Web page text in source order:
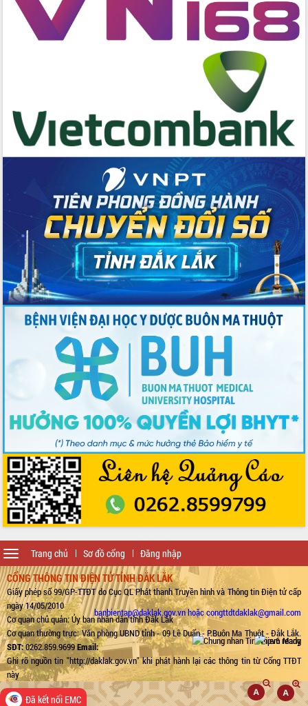
Trang chủ Sơ đồ cổng Đăng nhập
Toggle
navigation
CỔNG THÔNG TIN ĐIỆN TỬ TỈNH ĐẮK LẮK
Giấy phép số 99/GP-TTĐT do Cục QL Phát thanh Truyền hình và Thông tin Điện tử cấp
ngày 14/05/2010
Cơ quan chủ quản: Ủy ban nhân dân tỉnh Đắk Lắk
Cơ quan thường trực: Văn phòng UBND tỉnh - 09 Lê Duẩn - P.Buôn Ma Thuột - Đắk Lắk.
SĐT:0262.859.9699Email:
banbientap@daklak.gov.vn hoặc congttdtdaklak@gmail.com
Ghi rõ nguồn tin "http://daklak.gov.vn" khi phát hành lại các thông tin từ Cổng TTĐT
này
Đã kết nối EMC